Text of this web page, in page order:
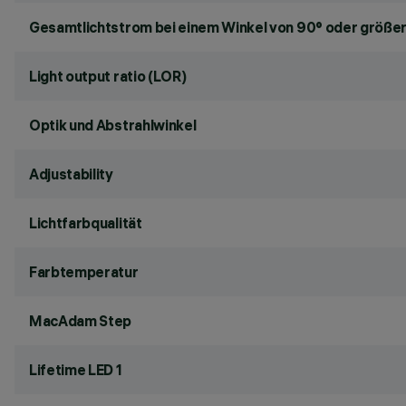
Gesamtlichtstrom bei einem Winkel von 90° oder
Light output ratio (LOR)
Optik und Abstrahlwinkel
Adjustability
Lichtfarbqualität
Farbtemperatur
MacAdam Step
Lifetime LED 1